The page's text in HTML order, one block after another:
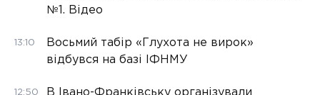
№1. Відео
13:10
Восьмий табір «Глухота не вирок»
відбувся на базі ІФНМУ
12:50
В Івано-Франківську організували